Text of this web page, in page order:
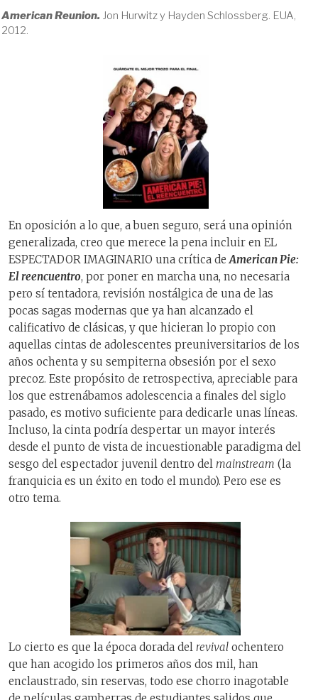
American Reunion. Jon Hurwitz y Hayden Schlossberg. EUA,
2012.
En oposición a lo que, a buen seguro, será una opinión
generalizada, creo que merece la pena incluir en EL
ESPECTADOR IMAGINARIO una crítica de American Pie:
El reencuentro, por poner en marcha una, no necesaria
pero sí tentadora, revisión nostálgica de una de las
pocas sagas modernas que ya han alcanzado el
calificativo de clásicas, y que hicieran lo propio con
aquellas cintas de adolescentes preuniversitarios de los
años ochenta y su sempiterna obsesión por el sexo
precoz. Este propósito de retrospectiva, apreciable para
los que estrenábamos adolescencia a finales del siglo
pasado, es motivo suficiente para dedicarle unas líneas.
Incluso, la cinta podría despertar un mayor interés
desde el punto de vista de incuestionable paradigma del
sesgo del espectador juvenil dentro del mainstream (la
franquicia es un éxito en todo el mundo). Pero ese es
otro tema.
Lo cierto es que la época dorada del revival ochentero
que han acogido los primeros años dos mil, han
enclaustrado, sin reservas, todo ese chorro inagotable